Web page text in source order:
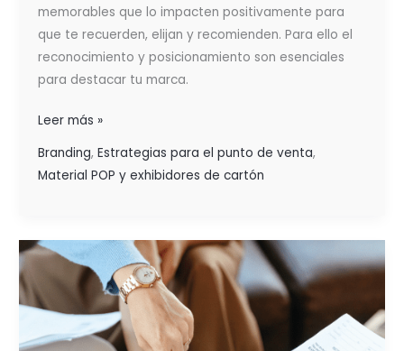
memorables que lo impacten positivamente para
que te recuerden, elijan y recomienden. Para ello el
reconocimiento y posicionamiento son esenciales
para destacar tu marca.
Leer más »
Branding, Estrategias para el punto de venta,
Material POP y exhibidores de cartón
ESTRATEGIAS
MARKETING
ACERTADAS
CON